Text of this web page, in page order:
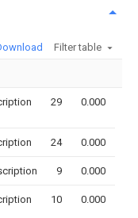
Filter table
29 0.000
24 0.000
9 0.000
10 0.000